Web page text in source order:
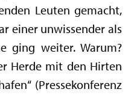
Leuten gemacht,
einer unwissender als
ging weiter. Warum?
Herde mit den Hirten
(Pressekonferenz